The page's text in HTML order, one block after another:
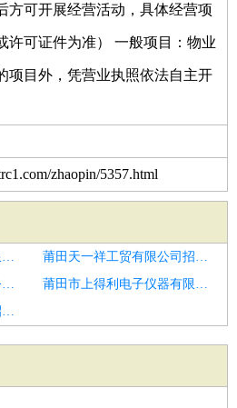
方可开展经营活动，具体经营项
许可证件为准） 一般项目：物业
项目外，凭营业执照依法自主开
zhaopin/5357.html
莆田市荔城区九鑫商贸有限公司招聘市场调研员
莆田天一祥工贸有限公司招聘市场调研专员
莆田市建园建设投资有限公司招聘市场调研员
莆田市上得利电子仪器有限公司招聘市场调研与分析
莆田市南阳贸易有限公司招聘开发选址经理